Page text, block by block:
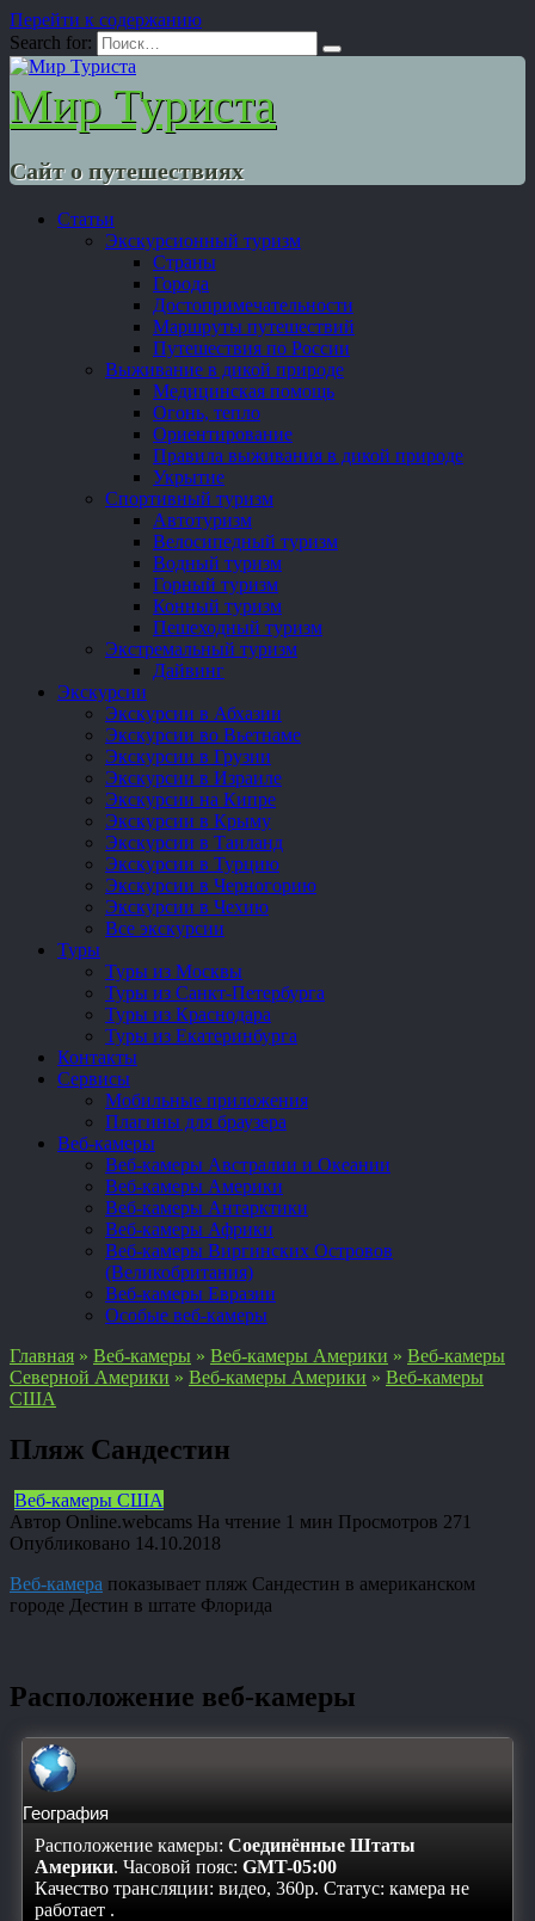
Перейти к содержанию
Search for:
Мир Туриста
Сайт о путешествиях
Статьи
Экскурсионный туризм
Страны
Города
Достопримечательности
Маршруты путешествий
Путешествия по России
Выживание в дикой природе
Медицинская помощь
Огонь, тепло
Ориентирование
Правила выживания в дикой природе
Укрытие
Спортивный туризм
Автотуризм
Велосипедный туризм
Водный туризм
Горный туризм
Конный туризм
Пешеходный туризм
Экстремальный туризм
Дайвинг
Экскурсии
Экскурсии в Абхазии
Экскурсии во Вьетнаме
Экскурсии в Грузии
Экскурсии в Израиле
Экскурсии на Кипре
Экскурсии в Крыму
Экскурсии в Таиланд
Экскурсии в Турцию
Экскурсии в Черногорию
Экскурсии в Чехию
Все экскурсии
Туры
Туры из Москвы
Туры из Санкт-Петербурга
Туры из Краснодара
Туры из Екатеринбурга
Контакты
Сервисы
Мобильные приложения
Плагины для браузера
Веб-камеры
Веб-камеры Австралии и Океании
Веб-камеры Америки
Веб-камеры Антарктики
Веб-камеры Африки
Веб-камеры Виргинских Островов
(Великобритания)
Веб-камеры Евразии
Особые веб-камеры
Главная » Веб-камеры » Веб-камеры Америки » Веб-камеры
Северной Америки » Веб-камеры Америки » Веб-камеры
США
Пляж Сандестин
Веб-камеры США
Автор Online.webcams На чтение 1 мин Просмотров 271
Опубликовано 14.10.2018
Веб-камера показывает пляж Сандестин в американском
городе Дестин в штате Флорида
Расположение веб-камеры
География
Расположение камеры: Соединённые Штаты
Америки. Часовой пояс: GMT-05:00
Качество трансляции: видео, 360p. Статус: камера не
работает .